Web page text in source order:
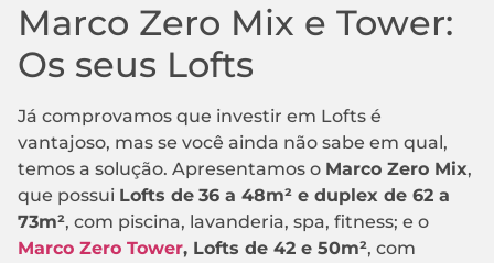
Marco Zero Mix e Tower:
Os seus Lofts
Já comprovamos que investir em Lofts é
vantajoso, mas se você ainda não sabe em qual,
temos a solução. Apresentamos o Marco Zero Mix,
que possui Lofts de 36 a 48m² e duplex de 62 a
73m², com piscina, lavanderia, spa, fitness; e o
Marco Zero Tower, Lofts de 42 e 50m², com